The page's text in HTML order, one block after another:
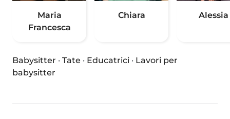
Maria
Francesca
Chiara Alessia
Babysitter · Tate · Educatrici · Lavori per
babysitter